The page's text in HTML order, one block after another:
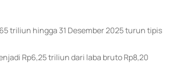
triliun hingga 31 Desember 2025 turun tipis
Rp6,25 triliun dari laba bruto Rp8,20